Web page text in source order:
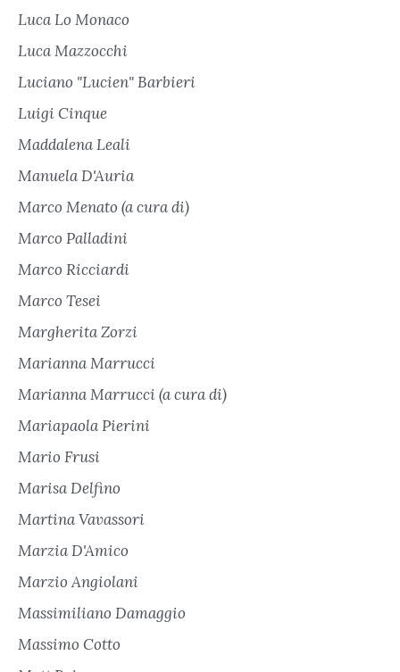
Luca Lo Monaco
Luca Mazzocchi
Luciano "Lucien" Barbieri
Luigi Cinque
Maddalena Leali
Manuela D'Auria
Marco Menato (a cura di)
Marco Palladini
Marco Ricciardi
Marco Tesei
Margherita Zorzi
Marianna Marrucci
Marianna Marrucci (a cura di)
Mariapaola Pierini
Mario Frusi
Marisa Delfino
Martina Vavassori
Marzia D'Amico
Marzio Angiolani
Massimiliano Damaggio
Massimo Cotto